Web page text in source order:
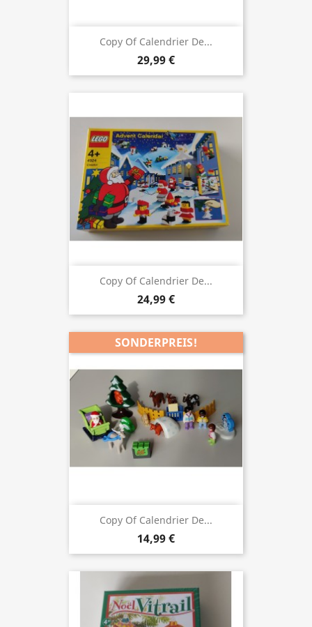
Copy Of Calendrier De...
29,99 €
Copy Of Calendrier De...
24,99 €
Copy Of Calendrier De...
14,99 €
SONDERPREIS!